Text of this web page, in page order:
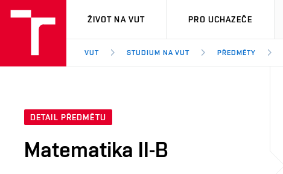
VUT
ŽIVOT NA VUT PRO UCHAZEČE
VUT STUDIUM NA VUT PŘEDMĚTY
DETAIL PŘEDMĚTU
Matematika II-B